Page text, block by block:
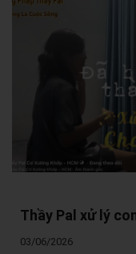
Thầy Pal xử lý
03/06/2026